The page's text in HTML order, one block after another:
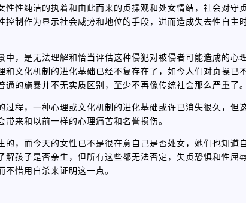
性纯洁的执着和由此而来的贞操观和处女情结，社会对守
制作为显示社会威势和地位的手段，进而造成失去性自主
，是无法理解和恰当评估这种侵犯对被侵者可能造成的心
文化机制的进化基础已经不复存在了，如今人们对贞操已
的施暴并不无实质区别，至少不再像传统社会那么严重了。
程，一种心理或文化机制的进化基础或许已消失很久，但
来和以前一样的心理痛苦和名誉损伤。
，而今天的女性已不是很在意自己是否处女，她们也知道
孩子是否亲生，但所有这些都无法否定，失贞恐惧和性屈
惜用自杀来证明这一点。